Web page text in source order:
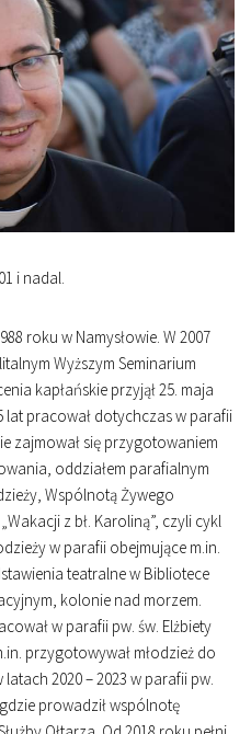
i nadal.
roku w Namysłowie. W 2007
Wyższym Seminarium
kapłańskie przyjął 25. maja
lat pracował dotychczas w parafii
zajmował się przygotowaniem
oddziałem parafialnym
Wspólnotą Żywego
z bł. Karoliną”, czyli cykl
w parafii obejmujące m.in.
teatralne w Bibliotece
kolonie nad morzem.
w parafii pw. św. Elżbiety
przygotowywał młodzież do
2020 – 2023 w parafii pw.
prowadził wspólnotę